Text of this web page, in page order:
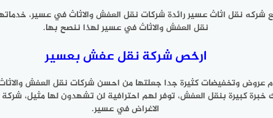
شركه نقل اثاث عسير رائدة شركات نقل العفش والاثاث في عسير،
نقل العفش والاثاث في عسير لهذا ننصح بها.
ارخص شركة نقل عفش بعسير
عروض وتخفيضات كثيرة جدا جعلتها من احسن شركات نقل العفش
خبرة كبيرة بنقل العفش، توفر لهم احترافية لن تشهدون لها
الاغراض في عسير.